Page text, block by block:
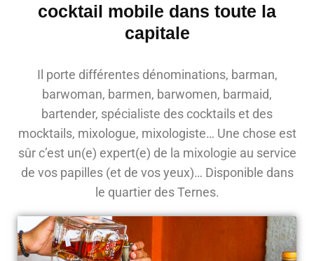
cocktail mobile dans toute la
capitale
Il porte différentes dénominations, barman,
barwoman, barmen, barwomen, barmaid,
bartender, spécialiste des cocktails et des
mocktails, mixologue, mixologiste… Une chose est
sûr c’est un(e) expert(e) de la mixologie au service
de vos papilles (et de vos yeux)… Disponible dans
le quartier des Ternes.